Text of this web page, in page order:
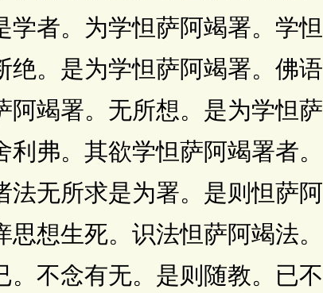
者。为学怛萨阿竭署。学怛
绝。是为学怛萨阿竭署。佛语
阿竭署。无所想。是为学怛萨
弗。其欲学怛萨阿竭署者。
法无所求是为署。是则怛萨阿
想生死。识法怛萨阿竭法。
不念有无。是则随教。已不